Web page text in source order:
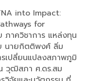
into Impact:
for
ภาควิชาการ แหล่งทุน
ย นายกิตติพงศ์ ลิ่ม
เปลี่ยนแปลงสภาพภูมิ
วุฒิสภา ศ.ดร.สม